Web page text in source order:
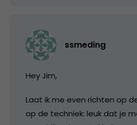
ssmeding
Hey Jim,
Laat ik me even richten op
op de techniek: leuk dat je